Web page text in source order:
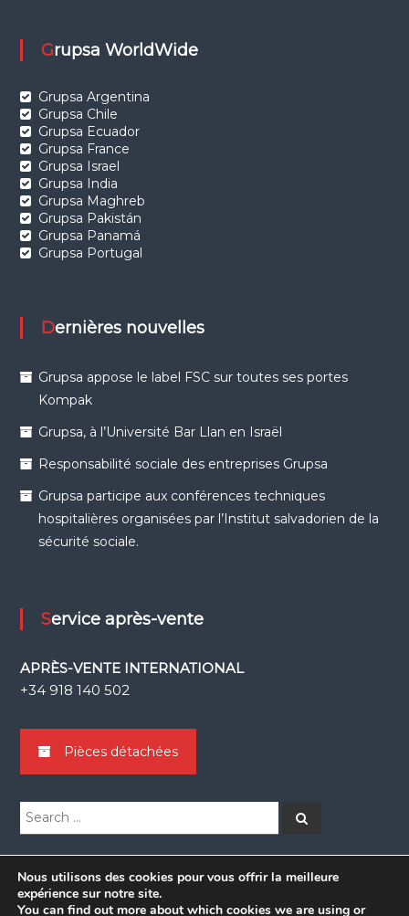
Grupsa WorldWide
Grupsa Argentina
Grupsa Chile
Grupsa Ecuador
Grupsa France
Grupsa Israel
Grupsa India
Grupsa Maghreb
Grupsa Pakistán
Grupsa Panamá
Grupsa Portugal
Dernières nouvelles
Grupsa appose le label FSC sur toutes ses portes
Kompak
Grupsa, à l’Université Bar Llan en Israël
Responsabilité sociale des entreprises Grupsa
Grupsa participe aux conférences techniques
hospitalières organisées par l’Institut salvadorien de la
sécurité sociale.
Service après-vente
APRÈS-VENTE INTERNATIONAL
+34 918 140 502
Pièces détachées
Search
for:
Search
Nous utilisons des cookies pour vous offrir la meilleure
expérience sur notre site.
You can find out more about which cookies we are using or